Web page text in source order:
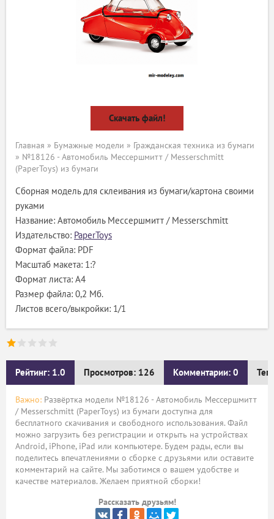
Скачать файл!
Главная » Бумажные модели » Гражданская техника из бумаги
» №18126 - Автомобиль Мессершмитт / Messerschmitt
(PaperToys) из бумаги
Сборная модель для склеивания из бумаги/картона своими
руками
Название: Автомобиль Мессершмитт / Messerschmitt
Издательство: PaperToys
Формат файла: PDF
Масштаб макета: 1:?
Формат листа: А4
Размер файла: 0,2 Мб.
Листов всего/выкройки: 1/1
Рейтинг: 1.0 Просмотров: 126 Комментарии: 0
Важно: Развёртка модели №18126 - Автомобиль Мессершмитт
/ Messerschmitt (PaperToys) из бумаги доступна для
бесплатного скачивания и свободного использования. Файл
можно загрузить без регистрации и открыть на устройствах
Android, iPhone, iPad или компьютере. Будем рады, если вы
поделитесь впечатлениями о сборке с друзьями или оставите
комментарий на сайте. Мы заботимся о вашем удобстве и
качестве материалов. Желаем приятной сборки!
Рассказать друзьям!